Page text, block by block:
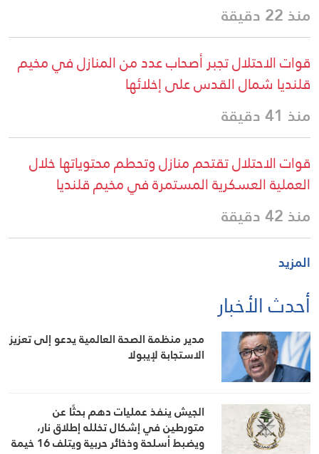
منذ 22 دقيقة
قوات الاحتلال تجبر أصحاب عدد من المنازل في مخيم
قلنديا شمال القدس على إخلائها
منذ 41 دقيقة
قوات الاحتلال تقتحم منازل وتحطم محتوياتها خلال
العملية العسكرية المستمرة في مخيم قلنديا
منذ 42 دقيقة
المزيد
أحدث الأخبار
مدير منظمة الصحة العالمية يدعو إلى تعزيز
الاستجابة لإيبولا
الجيش ينفذ عمليات دهم بحثًا عن
متورطين في إشكال تخلله إطلاق نار،
ويضبط أسلحة وذخائر حربية ويتلف 16 خيمة